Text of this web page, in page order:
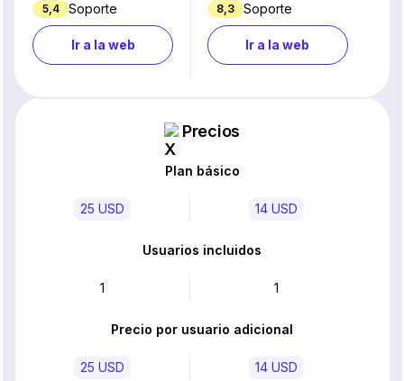
5,4 Soporte
Ir a la web
8,3 Soporte
Ir a la web
Precios
Plan básico
25 USD 14 USD
Usuarios incluidos
1 1
Precio por usuario adicional
25 USD 14 USD